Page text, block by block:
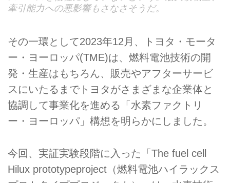
牽引能力への悪影響もさなさそうだ。
その一環として2023年12月、トヨタ・モータ
ー・ヨーロッパ(TME)は、燃料電池技術の開
発・生産はもちろん、販売やアフターサービ
スにいたるまでトヨタがさまざまな企業体と
協調して事業化を進める「水素ファクトリ
ー・ヨーロッパ」構想を明らかにしました。
今回、実証実験段階に入った「The fuel cell
Hilux prototypeproject（燃料電池ハイラックス